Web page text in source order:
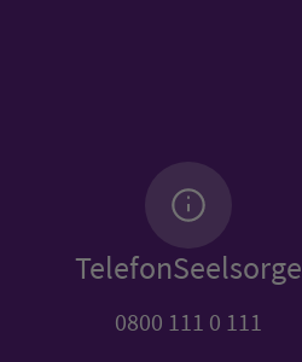
TelefonSeelsorge
0800 111 0 111